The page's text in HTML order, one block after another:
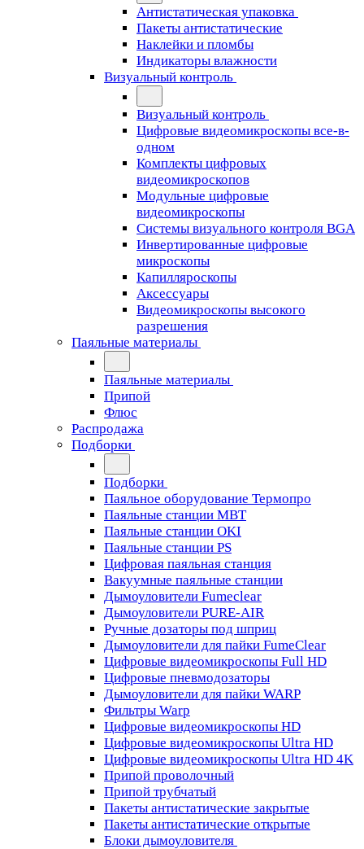
Антистатическая упаковка
Пакеты антистатические
Наклейки и пломбы
Индикаторы влажности
Визуальный контроль
Визуальный контроль
Цифровые видеомикроскопы все-в-
одном
Комплекты цифровых
видеомикроскопов
Модульные цифровые
видеомикроскопы
Cистемы визуального контроля BGA
Инвертированные цифровые
микроскопы
Капилляроскопы
Аксессуары
Видеомикроскопы высокого
разрешения
Паяльные материалы
Паяльные материалы
Припой
Флюс
Распродажа
Подборки
Подборки
Паяльное оборудование Термопро
Паяльные станции MBT
Паяльные станции OKI
Паяльные станции PS
Цифровая паяльная станция
Вакуумные паяльные станции
Дымоуловители Fumeclear
Дымоуловители PURE-AIR
Ручные дозаторы под шприц
Дымоуловители для пайки FumeClear
Цифровые видеомикроскопы Full HD
Цифровые пневмодозаторы
Дымоуловители для пайки WARP
Фильтры Warp
Цифровые видеомикроскопы HD
Цифровые видеомикроскопы Ultra HD
Цифровые видеомикроскопы Ultra HD 4K
Припой проволочный
Припой трубчатый
Пакеты антистатические закрытые
Пакеты антистатические открытые
Блоки дымоуловителя